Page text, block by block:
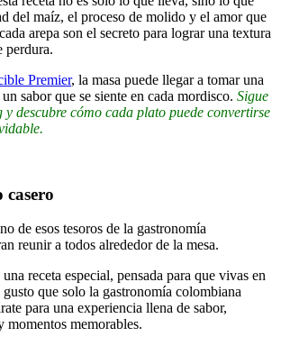
del maíz, el proceso de molido y el amor que
arepa son el secreto para lograr una textura
perdura.
Premier, la masa puede llegar a tomar una
sabor que se siente en cada mordisco. Sigue
y descubre cómo cada plato puede convertirse
casero
de esos tesoros de la gastronomía
reunir a todos alrededor de la mesa.
receta especial, pensada para que vivas en
que solo la gastronomía colombiana
para una experiencia llena de sabor,
momentos memorables.